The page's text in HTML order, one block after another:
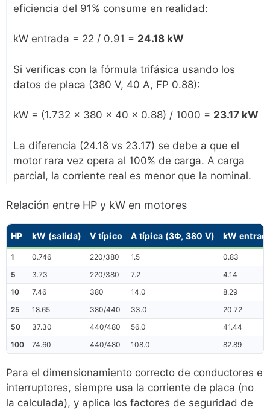
eficiencia del 91% consume en realidad:
kW entrada = 22 / 0.91 = 24.18 kW
Si verificas con la fórmula trifásica usando los
datos de placa (380 V, 40 A, FP 0.88):
kW = (1.732 × 380 × 40 × 0.88) / 1000 = 23.17 kW
La diferencia (24.18 vs 23.17) se debe a que el
motor rara vez opera al 100% de carga. A carga
parcial, la corriente real es menor que la nominal.
Relación entre HP y kW en motores
HP kW (salida) V típico A típica (3Φ, 380 V) kW
1 0.746 220/380 1.5
0.83
5
3.73 220/380 7.2
4.14
10
7.46 380 14.0
8.29
25
18.65 380/440 33.0
20.72
50
37.30 440/480 56.0
41.44
100
74.60 440/480 108.0 82.89
Para el dimensionamiento correcto de conductores e
interruptores, siempre usa la corriente de placa (no
la calculada), y aplica los factores de seguridad de